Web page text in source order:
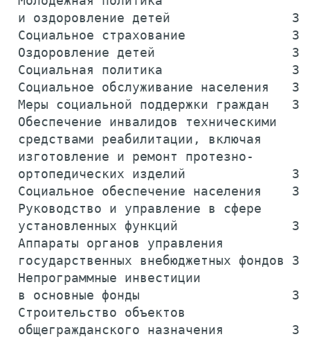
и оздоровление детей
Социальное страхование
Оздоровление детей                  393
Социальная политика
Социальное обслуживание
Меры социальной поддержки граждан
Обеспечение инвалидов техническими
средствами реабилитации, включая
изготовление и ремонт протезно-
ортопедических изделий
Социальное обеспечение
Руководство и управление в сфере
установленных функций
Аппараты органов управления
государственных внебюджетных
Непрограммные инвестиции
в основные фонды
Строительство объектов
общегражданского назначения